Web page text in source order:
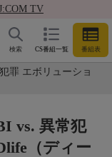
TV
CS番組一覧 番組表
検索
罪 エボリューショ
vs. 異常犯
（ディー